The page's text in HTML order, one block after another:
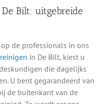
Bilt; uitgebreide
de professionals in ons
in De Bilt, kiest u
die dagelijks
U bent gegarandeerd van
de buitenkant van de